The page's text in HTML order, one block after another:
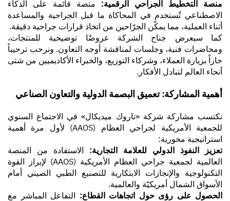
منصة التخطيط الجراحي الرقمية: منصة قائمة على الذكاء
الاصطناعي تُستخدم في المحاكاة ما قبل الجراحية والمساعدة
أثناء العملية، مما يمكّن الجرّاحين من اتخاذ قرارات جراحية دقيقة.
كما سيعرض جناح الشركة عروضًا توضيحية للمنتجات،
ومحاضرات فنية، وجلسات لمناقشة أوجه التعاون. ونرحب ترحيباً
حاراً بزيارة العملاء، وشركاء التوزيع، والخبراء الأكاديميين من شتى
أنحاء العالم لتبادل الأفكار.
أهمية المشاركة: تعميق البصمة الدولية والتعاون الصناعي
تكتسب مشاركة شركة «تاروك ميديكال» في الاجتماع السنوي
للجمعية الأمريكية لجراحي العظام (AAOS) لأول مرة أهمية
استراتيجية محورية:
تعزيز النفوذ الدولي للعلامة التجارية: الاستفادة من المنصة
العالمية لجمعية جراحي العظام الأمريكية (AAOS) لإبراز القوة
التكنولوجية والإنجازات الابتكارية للتصنيع الطبي الصيني أمام
الأسواق الشمال أمريكيّة والعالمية.
الحصول على رؤى حول اتجاهات القطاع: التفاعل المباشر مع